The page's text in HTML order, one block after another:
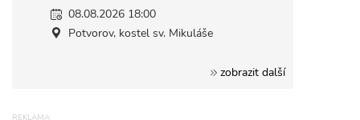
08.08.2026 18:00
Potvorov, kostel sv. Mikuláše
zobrazit další